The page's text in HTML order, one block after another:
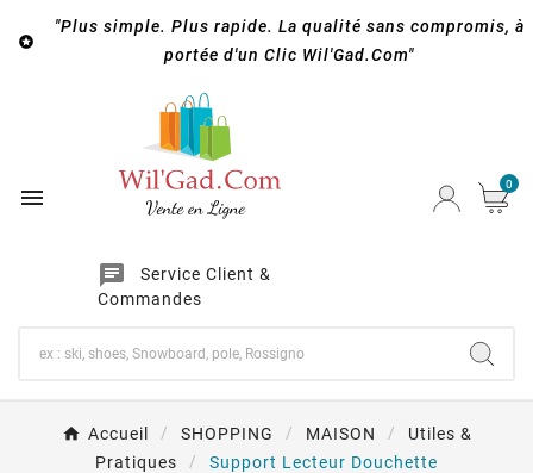

"Plus simple. Plus rapide. La qualité sans compromis, à
portée d'un Clic Wil'Gad.Com"

chat
Service Client &
Commandes
0
Accueil SHOPPING MAISON
Utiles &
Pratiques
Support Lecteur Douchette